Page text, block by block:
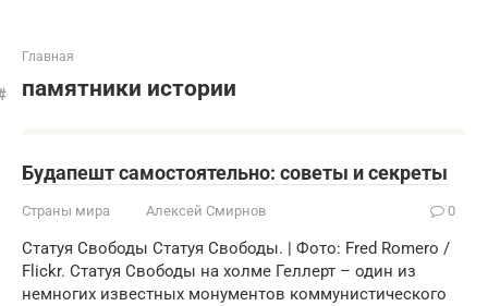
Главная
памятники истории
Будапешт самостоятельно: советы и секреты
Страны мира Алексей Смирнов 0
Статуя Свободы Статуя Свободы. | Фото: Fred Romero /
Flickr. Статуя Свободы на холме Геллерт – один из
немногих известных монументов коммунистического